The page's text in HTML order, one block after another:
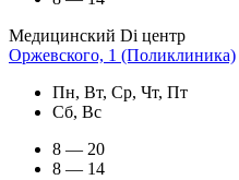
Медицинский Di центр
Оржевского, 1 (Поликлиника)
Пн, Вт, Ср, Чт, Пт
Сб, Вс
8 — 20
8 — 14